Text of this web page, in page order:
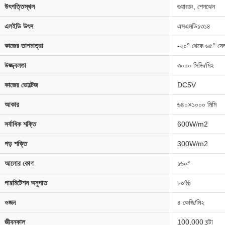
উৎপত্তিস্থল গুয়াংডং, শেনঝেন
এলইডি উৎস এসএমডি১৩১৪
কাজের তাপমাত্রা -২০° থেকে ৬৫°
উজ্জ্বলতা ৩০০০ সিডি/মি২
কাজের ভোল্টেজ DC5V
আকার ৬৪০×১০০০ মিমি
সর্বাধিক শক্তি 600W/m2
গড় শক্তি 300W/m2
আলোর কোণ ১৬০°
পারমিটেশন অনুপাত ৮০%
ওজন ৪ কেজি/মি২
জীবনকাল 100,000 ঘন্টা